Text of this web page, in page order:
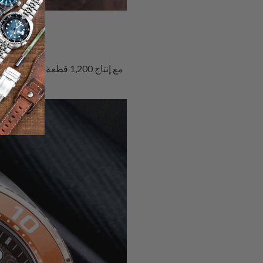
مع إنتاج 1,200